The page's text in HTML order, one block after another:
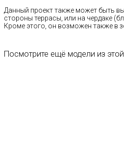
Данный проект также может быть
стороны террасы, или на чердаке
Кроме этого, он возможен также в
Посмотрите ещё модели из